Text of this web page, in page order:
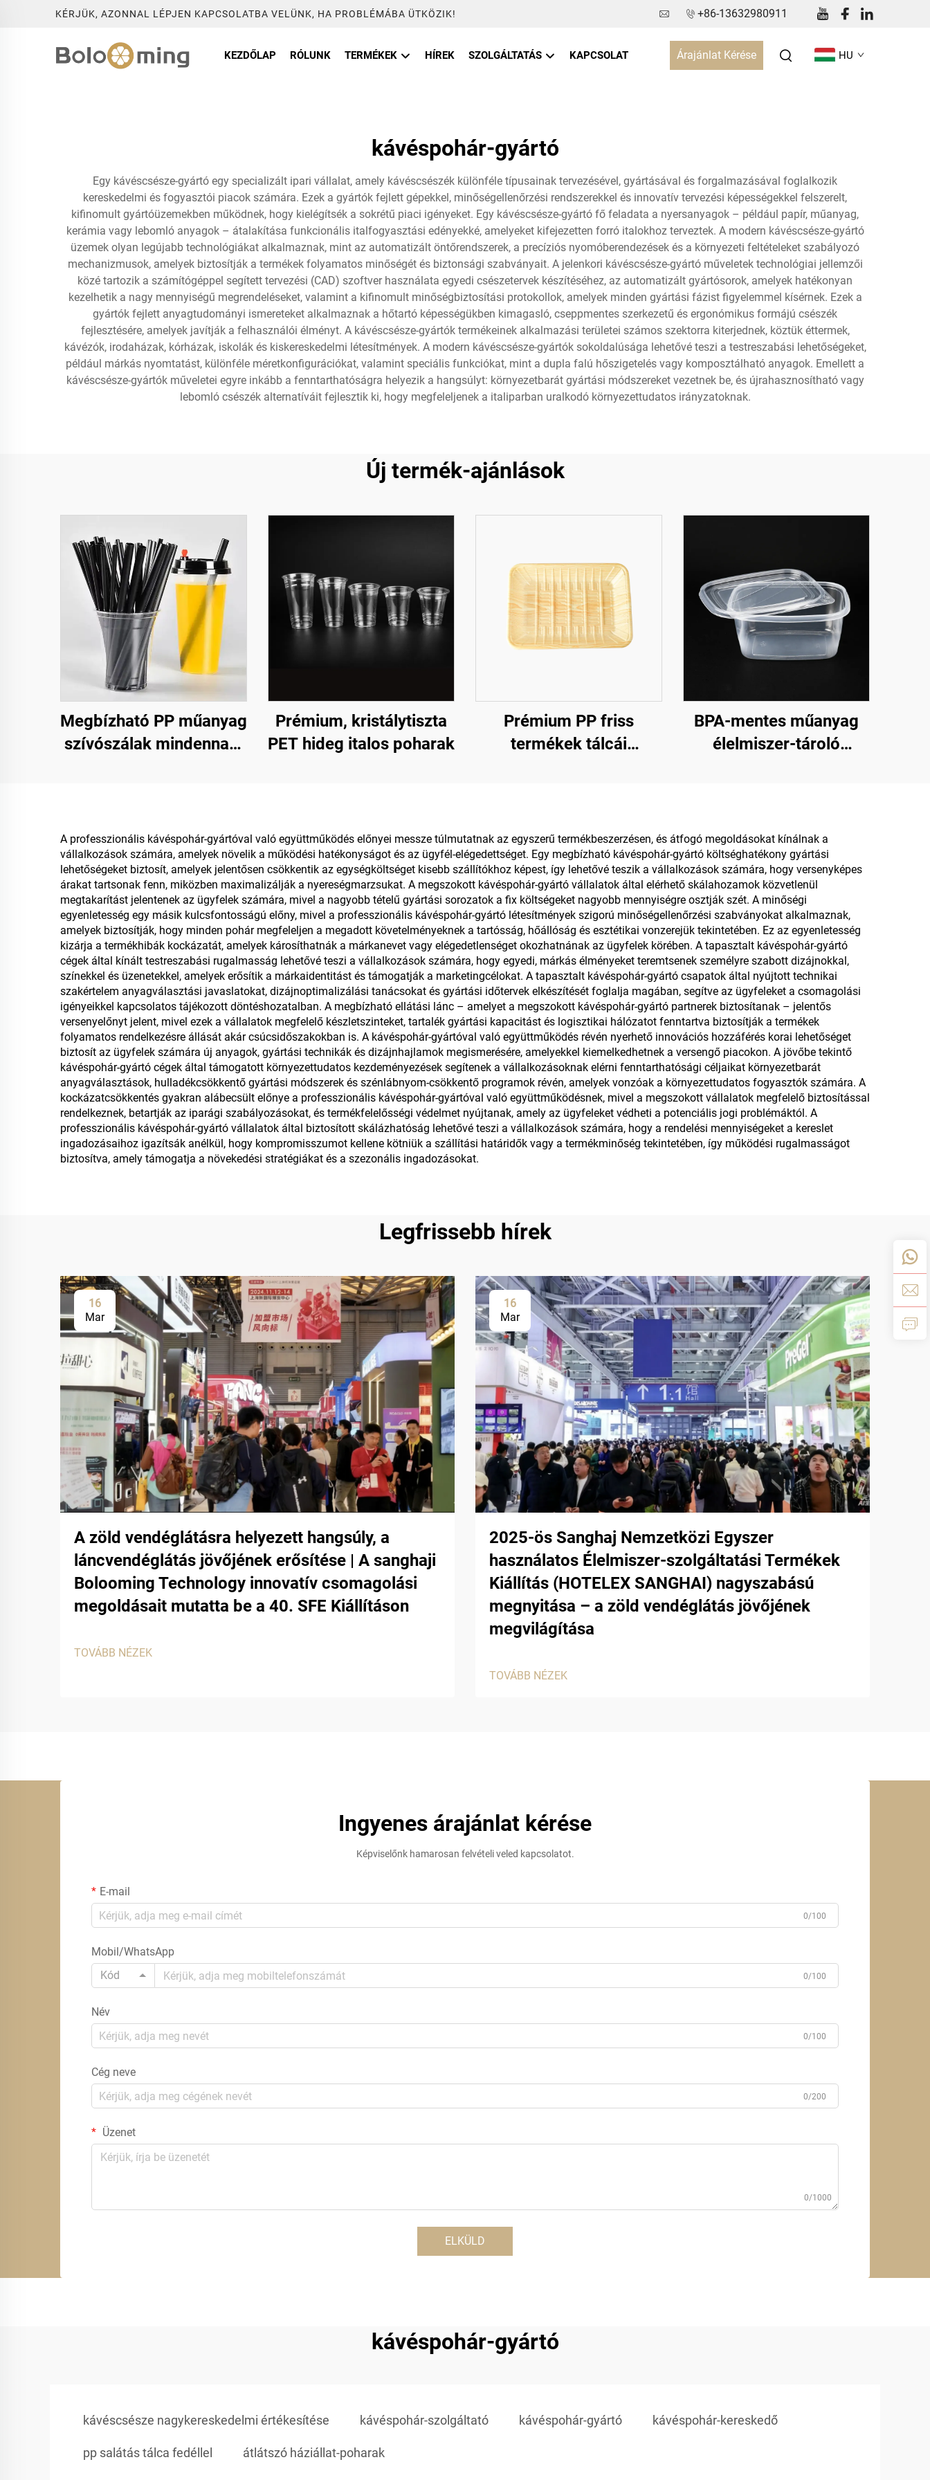
KÉRJÜK, AZONNAL LÉPJEN KAPCSOLATBA VELÜNK, HA PROBLÉMÁBA ÜTKÖZIK! +86-13632980911
KEZDŐLAP RÓLUNK TERMÉKEK HÍREK SZOLGÁLTATÁS KAPCSOLAT Árajánlat Kérése HU
kávéspohár-gyártó
Egy kávéscsésze-gyártó egy specializált ipari vállalat, amely kávéscsészék különféle típusainak tervezésével, gyártásával és forgalmazásával foglalkozik
kereskedelmi és fogyasztói piacok számára. Ezek a gyártók fejlett gépekkel, minőségellenőrzési rendszerekkel és innovatív tervezési képességekkel felszerelt,
kifinomult gyártóüzemekben működnek, hogy kielégítsék a sokrétű piaci igényeket. Egy kávéscsésze-gyártó fő feladata a nyersanyagok – például papír, műanyag,
kerámia vagy lebomló anyagok – átalakítása funkcionális italfogyasztási edényekké, amelyeket kifejezetten forró italokhoz terveztek. A modern kávéscsésze-gyártó
üzemek olyan legújabb technológiákat alkalmaznak, mint az automatizált öntőrendszerek, a precíziós nyomóberendezések és a környezeti feltételeket szabályozó
mechanizmusok, amelyek biztosítják a termékek folyamatos minőségét és biztonsági szabványait. A jelenkori kávéscsésze-gyártó műveletek technológiai jellemzői
közé tartozik a számítógéppel segített tervezési (CAD) szoftver használata egyedi csészetervek készítéséhez, az automatizált gyártósorok, amelyek hatékonyan
kezelhetik a nagy mennyiségű megrendeléseket, valamint a kifinomult minőségbiztosítási protokollok, amelyek minden gyártási fázist figyelemmel kísérnek. Ezek a
gyártók fejlett anyagtudományi ismereteket alkalmaznak a hőtartó képességükben kimagasló, cseppmentes szerkezetű és ergonómikus formájú csészék
fejlesztésére, amelyek javítják a felhasználói élményt. A kávéscsésze-gyártók termékeinek alkalmazási területei számos szektorra kiterjednek, köztük éttermek,
kávézók, irodaházak, kórházak, iskolák és kiskereskedelmi létesítmények. A modern kávéscsésze-gyártók sokoldalúsága lehetővé teszi a testreszabási lehetőségeket,
például márkás nyomtatást, különféle méretkonfigurációkat, valamint speciális funkciókat, mint a dupla falú hőszigetelés vagy komposztálható anyagok. Emellett a
kávéscsésze-gyártók műveletei egyre inkább a fenntarthatóságra helyezik a hangsúlyt: környezetbarát gyártási módszereket vezetnek be, és újrahasznosítható vagy
lebomló csészék alternatíváit fejlesztik ki, hogy megfeleljenek a italiparban uralkodó környezettudatos irányzatoknak.
Új termék-ajánlások
Megbízható PP műanyag
szívószálak mindennapi
Prémium, kristálytiszta
PET hideg italos poharak
Prémium PP friss
termékek tálcái
BPA-mentes műanyag
élelmiszer-tároló
A professzionális kávéspohár-gyártóval való együttműködés előnyei messze túlmutatnak az egyszerű termékbeszerzésen, és átfogó megoldásokat kínálnak a
vállalkozások számára, amelyek növelik a működési hatékonyságot és az ügyfél-elégedettséget. Egy megbízható kávéspohár-gyártó költséghatékony gyártási
lehetőségeket biztosít, amelyek jelentősen csökkentik az egységköltséget kisebb szállítókhoz képest, így lehetővé teszik a vállalkozások számára, hogy versenyképes
árakat tartsonak fenn, miközben maximalizálják a nyereségmarzsukat. A megszokott kávéspohár-gyártó vállalatok által elérhető skálahozamok közvetlenül
megtakarítást jelentenek az ügyfelek számára, mivel a nagyobb tételű gyártási sorozatok a fix költségeket nagyobb mennyiségre osztják szét. A minőségi
egyenletesség egy másik kulcsfontosságú előny, mivel a professzionális kávéspohár-gyártó létesítmények szigorú minőségellenőrzési szabványokat alkalmaznak,
amelyek biztosítják, hogy minden pohár megfeleljen a megadott követelményeknek a tartósság, hőállóság és esztétikai vonzerejük tekintetében. Ez az egyenletesség
kizárja a termékhibák kockázatát, amelyek károsíthatnák a márkanevet vagy elégedetlenséget okozhatnának az ügyfelek körében. A tapasztalt kávéspohár-gyártó
cégek által kínált testreszabási rugalmasság lehetővé teszi a vállalkozások számára, hogy egyedi, márkás élményeket teremtsenek személyre szabott dizájnokkal,
színekkel és üzenetekkel, amelyek erősítik a márkaidentitást és támogatják a marketingcélokat. A tapasztalt kávéspohár-gyártó csapatok által nyújtott technikai
szakértelem anyagválasztási javaslatokat, dizájnoptimalizálási tanácsokat és gyártási időtervek elkészítését foglalja magában, segítve az ügyfeleket a csomagolási
igényeikkel kapcsolatos tájékozott döntéshozatalban. A megbízható ellátási lánc – amelyet a megszokott kávéspohár-gyártó partnerek biztosítanak – jelentős
versenyelőnyt jelent, mivel ezek a vállalatok megfelelő készletszinteket, tartalék gyártási kapacitást és logisztikai hálózatot fenntartva biztosítják a termékek
folyamatos rendelkezésre állását akár csúcsidőszakokban is. A kávéspohár-gyártóval való együttműködés révén nyerhető innovációs hozzáférés korai lehetőséget
biztosít az ügyfelek számára új anyagok, gyártási technikák és dizájnhajlamok megismerésére, amelyekkel kiemelkedhetnek a versengő piacokon. A jövőbe tekintő
kávéspohár-gyártó cégek által támogatott környezettudatos kezdeményezések segítenek a vállalkozásoknak elérni fenntarthatósági céljaikat környezetbarát
anyagválasztások, hulladékcsökkentő gyártási módszerek és szénlábnyom-csökkentő programok révén, amelyek vonzóak a környezettudatos fogyasztók számára. A
kockázatcsökkentés gyakran alábecsült előnye a professzionális kávéspohár-gyártóval való együttműködésnek, mivel a megszokott vállalatok megfelelő biztosítással
rendelkeznek, betartják az iparági szabályozásokat, és termékfelelősségi védelmet nyújtanak, amely az ügyfeleket védheti a potenciális jogi problémáktól. A
professzionális kávéspohár-gyártó vállalatok által biztosított skálázhatóság lehetővé teszi a vállalkozások számára, hogy a rendelési mennyiségeket a kereslet
ingadozásaihoz igazítsák anélkül, hogy kompromisszumot kellene kötniük a szállítási határidők vagy a termékminőség tekintetében, így működési rugalmasságot
biztosítva, amely támogatja a növekedési stratégiákat és a szezonális ingadozásokat.
Legfrissebb hírek
16
Mar
A zöld vendéglátásra helyezett hangsúly, a
láncvendéglátás jövőjének erősítése | A sanghaji
Bolooming Technology innovatív csomagolási
megoldásait mutatta be a 40. SFE Kiállításon
TOVÁBB NÉZEK
16
Mar
2025-ös Sanghaj Nemzetközi Egyszer
használatos Élelmiszer-szolgáltatási Termékek
Kiállítás (HOTELEX SANGHAI) nagyszabású
megnyitása – a zöld vendéglátás jövőjének
megvilágítása
TOVÁBB NÉZEK
Ingyenes árajánlat kérése
Képviselőnk hamarosan felvételi veled kapcsolatot.
E-mail
0/100
Mobil/WhatsApp
Kód
0/100
Név
0/100
Cég neve
0/200
Üzenet
0/1000
ELKÜLD
kávéspohár-gyártó
kávéscsésze nagykereskedelmi értékesítése kávéspohár-szolgáltató kávéspohár-gyártó kávéspohár-kereskedő
pp salátás tálca fedéllel átlátszó háziállat-poharak